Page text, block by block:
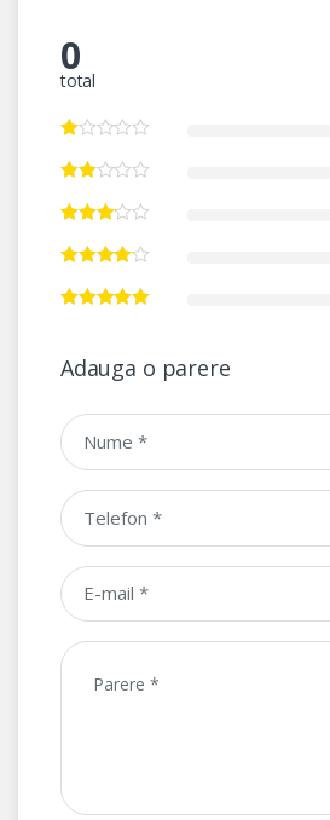
0
total
Adauga o parere